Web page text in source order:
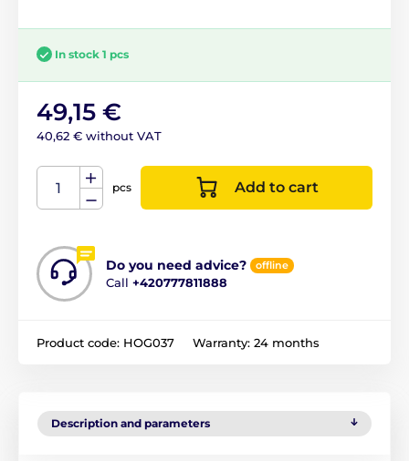
In stock 1 pcs
49,15 €
40,62 € without VAT
pcs Add to cart
Do you need advice? offline
Call +420777811888
Product code: HOG037 Warranty: 24 months
Description and parameters